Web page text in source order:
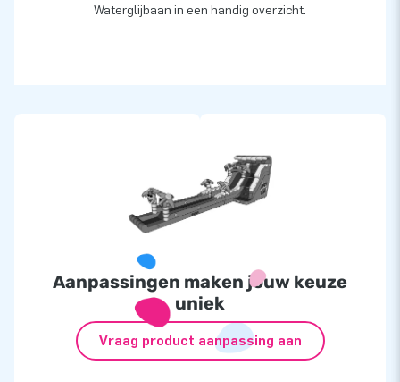
Waterglijbaan in een handig overzicht.
Aanpassingen maken jouw keuze
uniek
Vraag product aanpassing aan